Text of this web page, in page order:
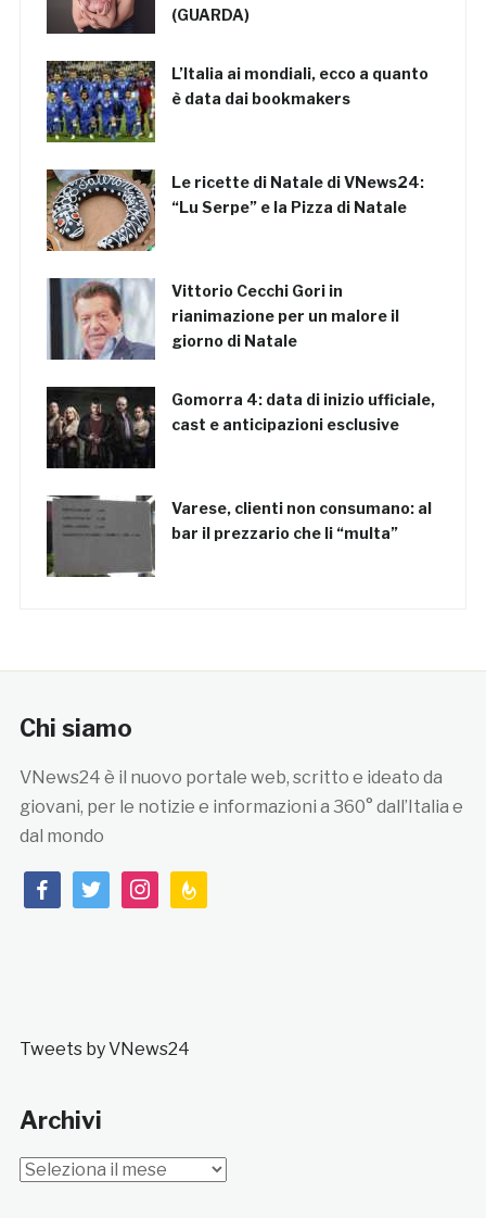
(GUARDA)
L’Italia ai mondiali, ecco a quanto
è data dai bookmakers
Le ricette di Natale di VNews24:
“Lu Serpe” e la Pizza di Natale
Vittorio Cecchi Gori in
rianimazione per un malore il
giorno di Natale
Gomorra 4: data di inizio ufficiale,
cast e anticipazioni esclusive
Varese, clienti non consumano: al
bar il prezzario che li “multa”
Chi siamo
VNews24 è il nuovo portale web, scritto e ideato da
giovani, per le notizie e informazioni a 360° dall’Italia e
dal mondo
facebooktwitterinstagramfeedburner
Tweets by VNews24
Archivi
Archivi